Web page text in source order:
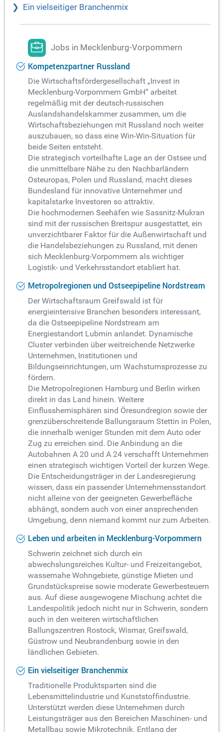
Ein vielseitiger Branchenmix
Jobs in Mecklenburg-Vorpommern
Kompetenzpartner Russland
Die Wirtschaftsfördergesellschaft „Invest in
Mecklenburg-Vorpommern GmbH“ arbeitet
regelmäßig mit der deutsch-russischen
Auslandshandelskammer zusammen, um die
Wirtschaftsbeziehungen mit Russland noch weiter
auszubauen, so dass eine Win-Win-Situation für
beide Seiten entsteht.
Die strategisch vorteilhafte Lage an der Ostsee und
die unmittelbare Nähe zu den Nachbarländern
Osteuropas, Polen und Russland, macht dieses
Bundesland für innovative Unternehmer und
kapitalstarke Investoren so attraktiv.
Die hochmodernen Seehäfen wie Sassnitz-Mukran
sind mit der russischen Breitspur ausgestattet, ein
unverzichtbarer Faktor für die Außenwirtschaft und
die Handelsbeziehungen zu Russland, mit denen
sich Mecklenburg-Vorpommern als wichtiger
Logistik- und Verkehrsstandort etabliert hat.
Metropolregionen und Ostseepipeline Nordstream
Der Wirtschaftsraum Greifswald ist für
energieintensive Branchen besonders interessant,
da die Ostseepipeline Nordstream am
Energiestandort Lubmin anlandet. Dynamische
Cluster verbinden über weitreichende Netzwerke
Unternehmen, Institutionen und
Bildungseinrichtungen, um Wachstumsprozesse zu
fördern.
Die Metropolregionen Hamburg und Berlin wirken
direkt in das Land hinein. Weitere
Einflusshemisphären sind Öresundregion sowie der
grenzüberschreitende Ballungsraum Stettin in Polen,
die innerhalb weniger Stunden mit dem Auto oder
Zug zu erreichen sind. Die Anbindung an die
Autobahnen A 20 und A 24 verschafft Unternehmen
einen strategisch wichtigen Vorteil der kurzen Wege.
Die Entscheidungsträger in der Landesregierung
wissen, dass ein passender Unternehmensstandort
nicht alleine von der geeigneten Gewerbefläche
abhängt, sondern auch von einer ansprechenden
Umgebung, denn niemand kommt nur zum Arbeiten.
Leben und arbeiten in Mecklenburg-Vorpommern
Schwerin zeichnet sich durch ein
abwechslungsreiches Kultur- und Freizeitangebot,
wassernahe Wohngebiete, günstige Mieten und
Grundstückspreise sowie moderate Gewerbesteuern
aus. Auf diese ausgewogene Mischung achtet die
Landespolitik jedoch nicht nur in Schwerin, sondern
auch in den weiteren wirtschaftlichen
Ballungszentren Rostock, Wismar, Greifswald,
Güstrow und Neubrandenburg sowie in den
ländlichen Gebieten.
Ein vielseitiger Branchenmix
Traditionelle Produktsparten sind die
Lebensmittelindustrie und Kunststoffindustrie.
Unterstützt werden diese Unternehmen durch
Leistungsträger aus den Bereichen Maschinen- und
Metallbau sowie Mikrotechnik. Entlang der